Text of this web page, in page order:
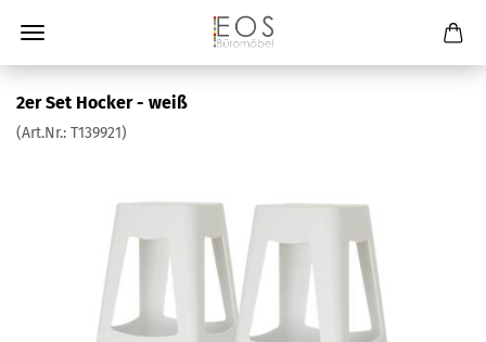
2er Set Hocker - weiß
(Art.Nr.: T139921)